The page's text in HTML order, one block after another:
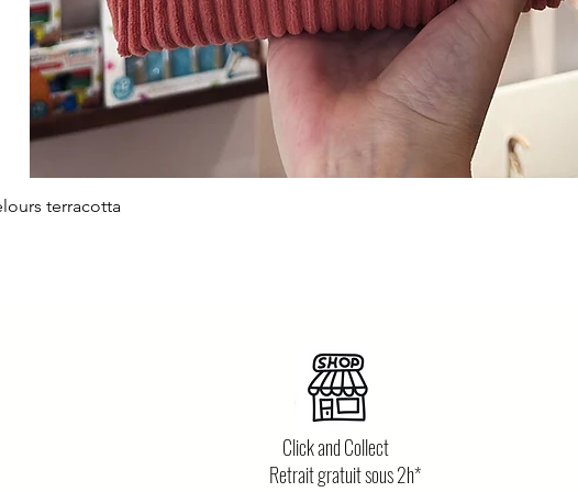
terracotta
Click and Collect
Retrait gratuit sous 2h*